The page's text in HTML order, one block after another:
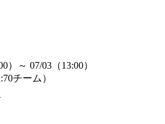
）～ 07/03（13:00）
チーム）